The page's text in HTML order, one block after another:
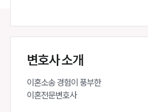
변호사 소개
이혼소송 경험이 풍부한
이혼전문변호사